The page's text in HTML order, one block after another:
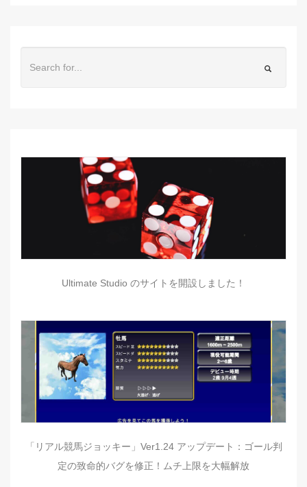
Ultimate Studio のサイトを開設しました！
「リアル競馬ジョッキー」Ver1.24 アップデート：ゴール判
定の致命的バグを修正！ムチ上限を大幅解放